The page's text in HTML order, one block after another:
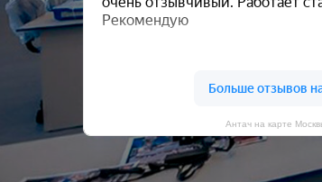
Антач на карте